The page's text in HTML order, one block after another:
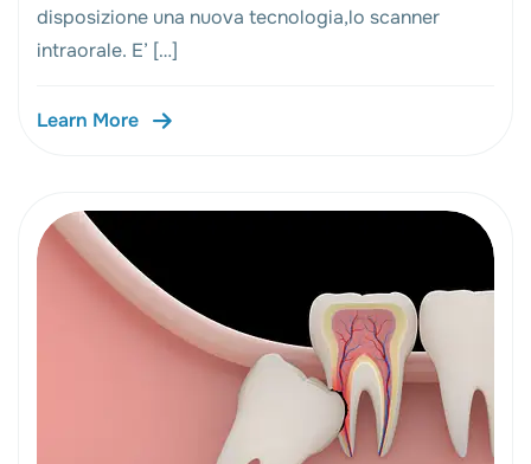
disposizione una nuova tecnologia,lo scanner
intraorale. E’ […]
Learn More